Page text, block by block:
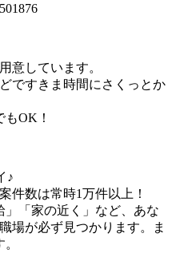
意しています。
ですきま時間にさくっとか
OK！
♪
件数は常時1万件以上！
」「家の近く」など、あな
場が必ず見つかります。ま